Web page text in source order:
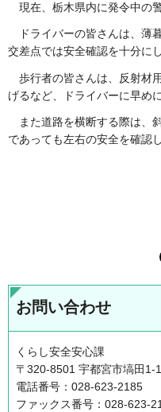
現在、栃木県内に発令中の
ドライバーの皆さんは、薄
交差点では安全確認を十分に
歩行者の皆さんは、反射材
げるなど、ドライバーに早め
また道路を横断する際は、
であっても左右の安全を確認
お問い合わせ
くらし安全安心課
〒320-8501 宇都宮市塙田
電話番号：028-623-2185
ファックス番号：028-623-